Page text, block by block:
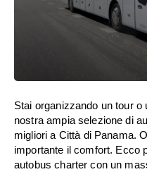
Stai organizzando un tour o
nostra ampia selezione di
migliori a Città di Panama.
importante il comfort. Ecco
autobus charter con un